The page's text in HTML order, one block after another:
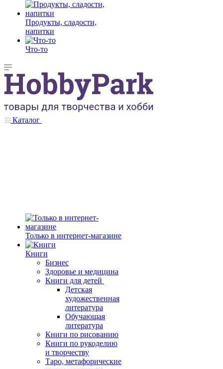
Продукты, сладости,
напитки
Что-то
Каталог
Только в интернет-магазине
Книги
Бизнес
Здоровье и медицина
Книги для детей
Детская
художественная
литература
Обучающая
литература
Книги по рисованию
Книги по рукоделию
и творчеству
Таро, метафорические